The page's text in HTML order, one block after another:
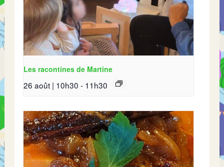
Les racontines de Martine
26 août | 10h30 - 11h30